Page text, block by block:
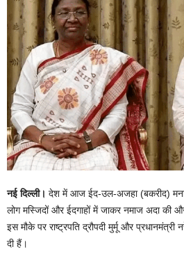
नई दिल्ली। देश में आज ईद-उल-अजहा (बकरीद)
लोग मस्जिदों और ईदगाहों में जाकर नमाज अदा की
इस मौके पर राष्ट्रपति द्रौपदी मुर्मू और
दी हैं।